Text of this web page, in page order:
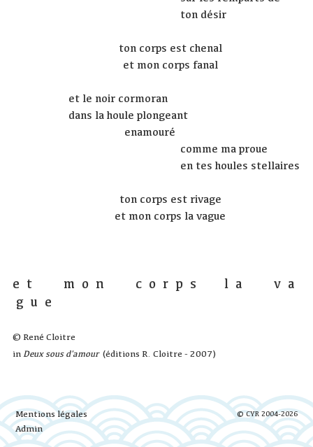
ton désir
ton corps est chenal
et mon corps fanal
et le noir cormoran
dans la houle plongeant
enamouré
comme ma proue
en tes houles stellaires
ton corps est rivage
et mon corps la vague
e t m o n c o r p s l a v a
g u e
© René Cloitre
inDeux sous d'amour(éditions R. Cloitre - 2007)
© CYR 2004-2026
Mentions légales
Admin